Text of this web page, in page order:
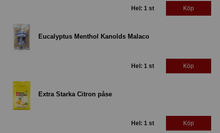
Hel: 1 st Köp
Eucalyptus Menthol Kanolds Malaco
Hel: 1 st Köp
Extra Starka Citron påse
Hel: 1 st Köp